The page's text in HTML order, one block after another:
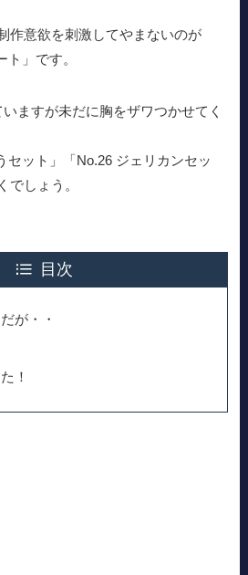
作意欲を刺激してやまないのが
ト」です。
ますが未だに胸をザワつかせてく
セット」「No.26 ジェリカンセッ
でしょう。
目次
が・・
！